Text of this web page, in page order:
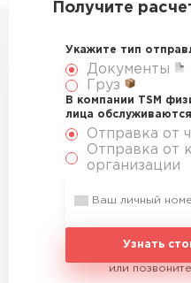
Получите
Укажите тип
Документы
Груз
В компании TSM
лица
Отправка от
Отправка от
организации
Узнать
или